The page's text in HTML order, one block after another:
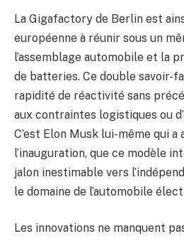
La Gigafactory de Berlin est
européenne à réunir sous un
l’assemblage automobile et la
de batteries. Ce double savoir-
rapidité de réactivité sans
aux contraintes logistiques ou
C’est Elon Musk lui-même qui
l’inauguration, que ce modèle
jalon inestimable vers
le domaine de l’automobile
Les innovations ne manquent